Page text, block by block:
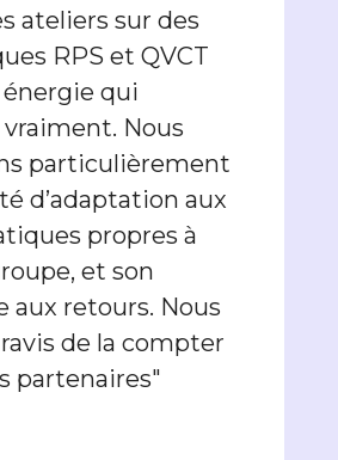
ateliers sur des
RPS et QVCT
qui
Nous
particulièrement
d’adaptation aux
propres à
et son
aux retours. Nous
de la compter
partenaires"